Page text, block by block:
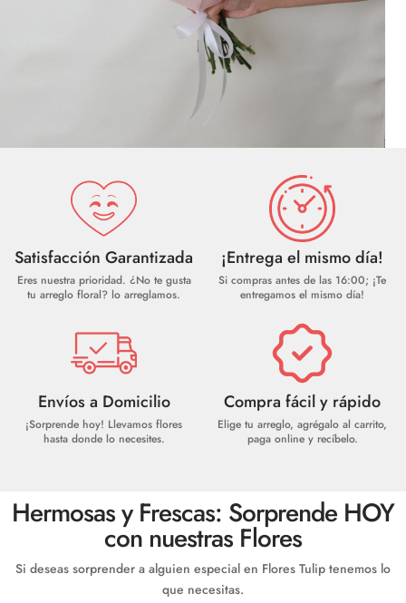
Satisfacción Garantizada
Eres nuestra prioridad. ¿No te gusta
tu arreglo floral? lo arreglamos.
¡Entrega el mismo día!
Si compras antes de las 16:00; ¡Te
entregamos el mismo día!
Envíos a Domicilio
¡Sorprende hoy! Llevamos flores
hasta donde lo necesites.
Compra fácil y rápido
Elige tu arreglo, agrégalo al carrito,
paga online y recíbelo.
Hermosas y Frescas: Sorprende HOY
con nuestras Flores
Si deseas sorprender a alguien especial en Flores Tulip tenemos lo
que necesitas.